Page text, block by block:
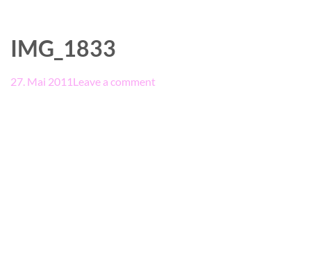
IMG_1833
27. Mai 2011 Leave a comment